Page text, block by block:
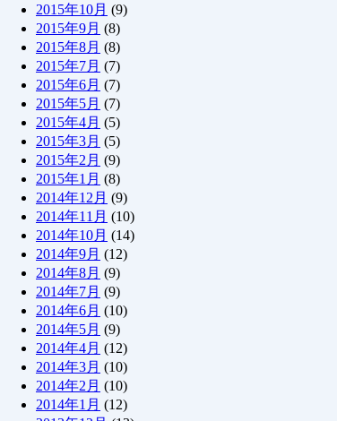
2015年10月 (9)
2015年9月 (8)
2015年8月 (8)
2015年7月 (7)
2015年6月 (7)
2015年5月 (7)
2015年4月 (5)
2015年3月 (5)
2015年2月 (9)
2015年1月 (8)
2014年12月 (9)
2014年11月 (10)
2014年10月 (14)
2014年9月 (12)
2014年8月 (9)
2014年7月 (9)
2014年6月 (10)
2014年5月 (9)
2014年4月 (12)
2014年3月 (10)
2014年2月 (10)
2014年1月 (12)